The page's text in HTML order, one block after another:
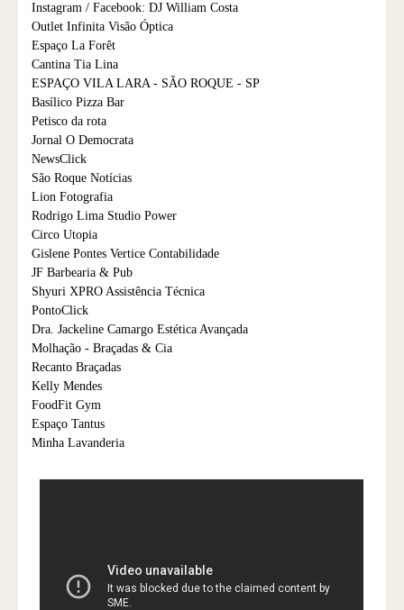
Instagram / Facebook: DJ William Costa
Outlet Infinita Visão Óptica
Espaço La Forêt
Cantina Tia Lina
ESPAÇO VILA LARA - SÃO ROQUE - SP
Basílico Pizza Bar
Petisco da rota
Jornal O Democrata
NewsClick
São Roque Notícias
Lion Fotografia
Rodrigo Lima Studio Power
Circo Utopia
Gislene Pontes Vertice Contabilidade
JF Barbearia & Pub
Shyuri XPRO Assistência Técnica
PontoClick
Dra. Jackeline Camargo Estética Avançada
Molhação - Braçadas & Cia
Recanto Braçadas
Kelly Mendes
FoodFit Gym
Espaço Tantus
Minha Lavanderia